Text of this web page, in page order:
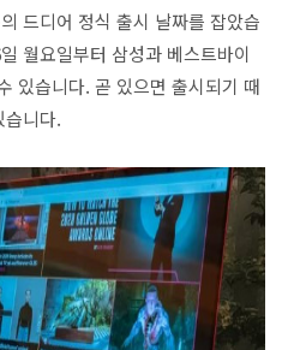
드디어 정식 출시 날짜를 잡았습
월요일부터 삼성과 베스트바이
있습니다. 곧 있으면 출시되기 때
니다.